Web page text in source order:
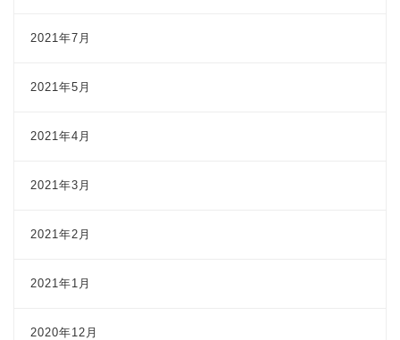
2021年7月
2021年5月
2021年4月
2021年3月
2021年2月
2021年1月
2020年12月